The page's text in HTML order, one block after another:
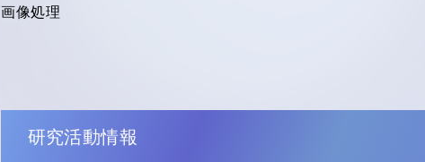
画像処理
研究活動情報